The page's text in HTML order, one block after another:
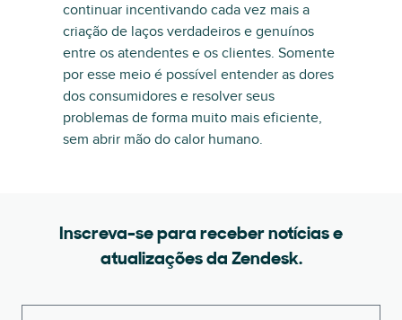
continuar incentivando cada vez mais a
criação de laços verdadeiros e genuínos
entre os atendentes e os clientes. Somente
por esse meio é possível entender as dores
dos consumidores e resolver seus
problemas de forma muito mais eficiente,
sem abrir mão do calor humano.
Inscreva-se para receber notícias e
atualizações da Zendesk.